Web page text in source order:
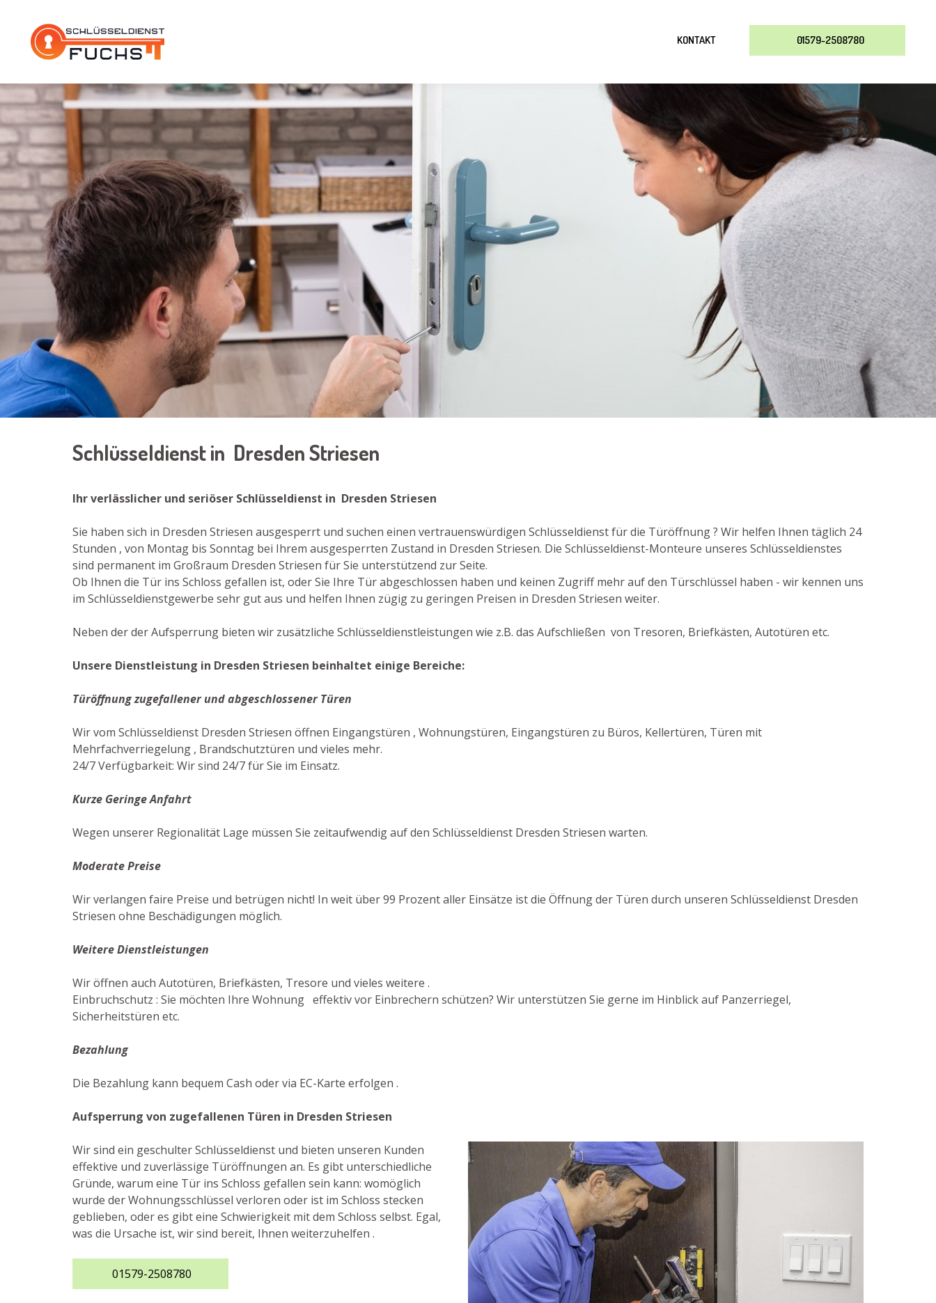
KONTAKT 01579-2508780
Schlüsseldienst in Dresden Striesen
Ihr verlässlicher und seriöser Schlüsseldienst in Dresden Striesen
Sie haben sich in Dresden Striesen ausgesperrt und suchen einen vertrauenswürdigen Schlüsseldienst für die Türöffnung ? Wir helfen Ihnen täglich 24
Stunden , von Montag bis Sonntag bei Ihrem ausgesperrten Zustand in Dresden Striesen. Die Schlüsseldienst-Monteure unseres Schlüsseldienstes
sind permanent im Großraum Dresden Striesen für Sie unterstützend zur Seite.
Ob Ihnen die Tür ins Schloss gefallen ist, oder Sie Ihre Tür abgeschlossen haben und keinen Zugriff mehr auf den Türschlüssel haben - wir kennen uns
im Schlüsseldienstgewerbe sehr gut aus und helfen Ihnen zügig zu geringen Preisen in Dresden Striesen weiter.
Neben der der Aufsperrung bieten wir zusätzliche Schlüsseldienstleistungen wie z.B. das Aufschließen von Tresoren, Briefkästen, Autotüren etc.
Unsere Dienstleistung in Dresden Striesen beinhaltet einige Bereiche:
Türöffnung zugefallener und abgeschlossener Türen
Wir vom Schlüsseldienst Dresden Striesen öffnen Eingangstüren , Wohnungstüren, Eingangstüren zu Büros, Kellertüren, Türen mit
Mehrfachverriegelung , Brandschutztüren und vieles mehr.
24/7 Verfügbarkeit: Wir sind 24/7 für Sie im Einsatz.
Kurze Geringe Anfahrt
Wegen unserer Regionalität Lage müssen Sie zeitaufwendig auf den Schlüsseldienst Dresden Striesen warten.
Moderate Preise
Wir verlangen faire Preise und betrügen nicht! In weit über 99 Prozent aller Einsätze ist die Öffnung der Türen durch unseren Schlüsseldienst Dresden
Striesen ohne Beschädigungen möglich.
Weitere Dienstleistungen
Wir öffnen auch Autotüren, Briefkästen, Tresore und vieles weitere .
Einbruchschutz : Sie möchten Ihre Wohnung effektiv vor Einbrechern schützen? Wir unterstützen Sie gerne im Hinblick auf Panzerriegel,
Sicherheitstüren etc.
Bezahlung
Die Bezahlung kann bequem Cash oder via EC-Karte erfolgen .
Aufsperrung von zugefallenen Türen in Dresden Striesen
Wir sind ein geschulter Schlüsseldienst und bieten unseren Kunden
effektive und zuverlässige Türöffnungen an. Es gibt unterschiedliche
Gründe, warum eine Tür ins Schloss gefallen sein kann: womöglich
wurde der Wohnungsschlüssel verloren oder ist im Schloss stecken
geblieben, oder es gibt eine Schwierigkeit mit dem Schloss selbst. Egal,
was die Ursache ist, wir sind bereit, Ihnen weiterzuhelfen .
01579-2508780